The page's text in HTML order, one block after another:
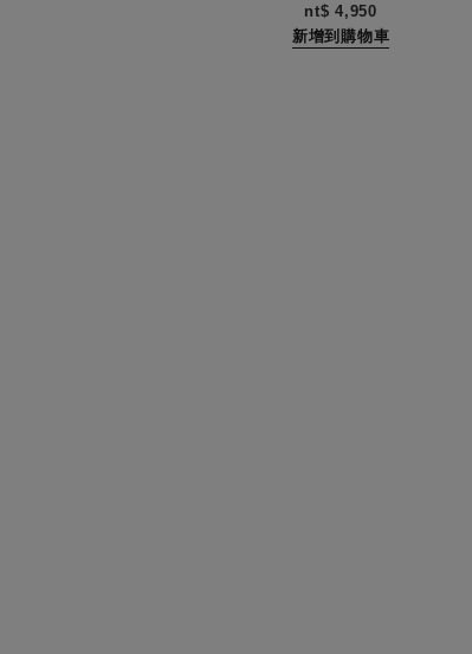
nt$ 4,950
新增到購物車